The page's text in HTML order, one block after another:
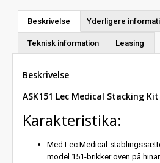
Beskrivelse Yderligere
Teknisk information Leasing
Beskrivelse
ASK151 Lec Medical Stacking Kit
Karakteristika:
Med Lec Medical-
model 151-brikker oven på